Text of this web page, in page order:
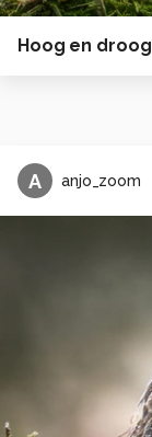
Hoog en droog
A anjo_zoom